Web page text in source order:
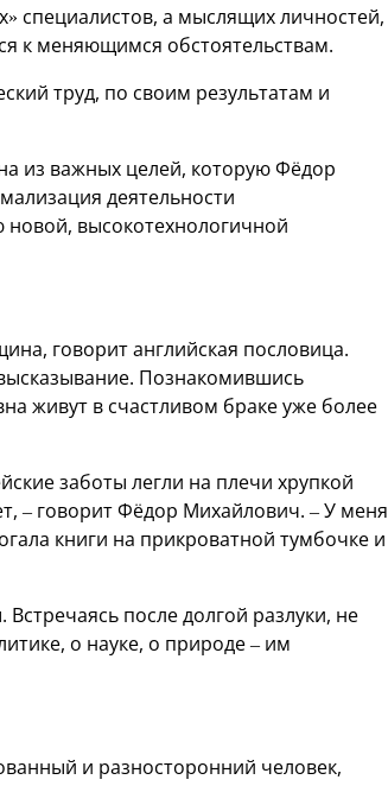
специалистов, а мыслящих личностей,
к меняющимся обстоятельствам.
труд, по своим результатам и
из важных целей, которую Фёдор
деятельности
высокотехнологичной
говорит английская пословица.
Познакомившись
живут в счастливом браке уже более
заботы легли на плечи хрупкой
– говорит Фёдор Михайлович. – У меня
книги на прикроватной тумбочке и
после долгой разлуки, не
о науке, о природе – им
и разносторонний человек,